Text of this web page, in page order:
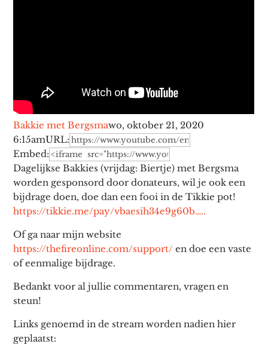
Bakkie met Bergsmawo, oktober 21, 2020
6:15amURL:
Embed:
Dagelijkse Bakkies (vrijdag: Biertje) met Bergsma
worden gesponsord door donateurs, wil je ook een
bijdrage doen, doe dan een fooiin de Tikkie pot!
https://tikkie.me/pay/vbaesih34e9g60b…..
Of ga naar mijn website
https://thefireonline.com/support/ en doe een vaste
of eenmalige bijdrage.
Bedankt voor al jullie commentaren, vragen en
steun!
Links genoemd in de stream worden nadien hier
geplaatst: